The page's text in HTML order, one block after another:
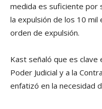
medida es suficiente por
la expulsión de los 10
orden de expulsión.
Kast señaló que es
Poder Judicial y a la
enfatizó en la necesidad